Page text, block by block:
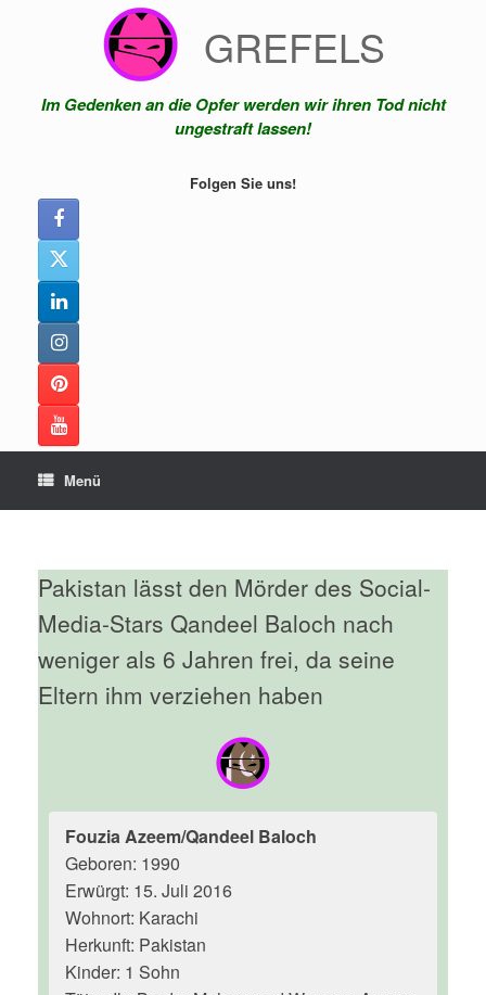
GREFELS
Im Gedenken an die Opfer werden wir ihren Tod nicht
ungestraft lassen!
Folgen Sie uns!
Menü
Pakistan lässt den Mörder des Social-
Media-Stars Qandeel Baloch nach
weniger als 6 Jahren frei, da seine
Eltern ihm verziehen haben
Fouzia Azeem/Qandeel Baloch
Geboren: 1990
Erwürgt: 15. Juli 2016
Wohnort: Karachi
Herkunft: Pakistan
Kinder: 1 Sohn